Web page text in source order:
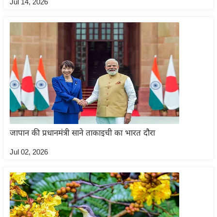
वु
ड
फि
ल्म
स
मी
क्षा
B
a
k
i
n
जापान की प्रधानमंत्री साने ताकाइची का भारत दौरा
Jul 02, 2026